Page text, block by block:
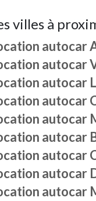
villes à
autocar
autocar
autocar
autocar
autocar
autocar
autocar
autocar
autocar